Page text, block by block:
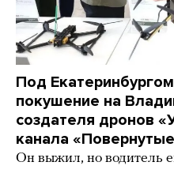
Под
покушение на
создателя дронов
канала
Он выжил, но водитель